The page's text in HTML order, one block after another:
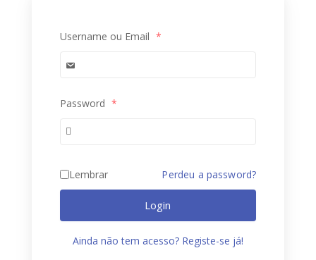
Username ou Email *
Password *
Lembrar Perdeu a password?
Login
Ainda não tem acesso? Registe-se já!